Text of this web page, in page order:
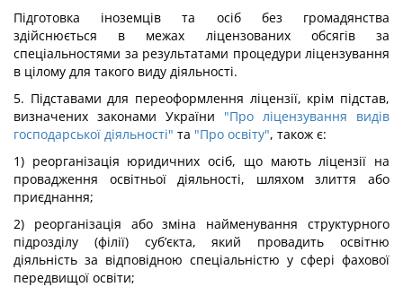
Підготовка іноземців та осіб без громадянства
здійснюється в межах ліцензованих обсягів за
спеціальностями за результатами процедури ліцензування
в цілому для такого виду діяльності.
5. Підставами для переоформлення ліцензії, крім підстав,
визначених законами України "Про ліцензування видів
господарської діяльності" та "Про освіту", також є:
1) реорганізація юридичних осіб, що мають ліцензії на
провадження освітньої діяльності, шляхом злиття або
приєднання;
2) реорганізація або зміна найменування структурного
підрозділу (філії) суб’єкта, який провадить освітню
діяльність за відповідною спеціальністю у сфері фахової
передвищої освіти;